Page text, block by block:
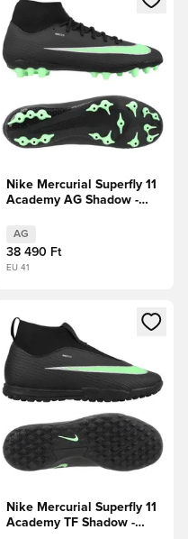
Nike Mercurial Superfly 11
Academy AG Shadow -
AG
38 490 Ft
EU 41
vagy a tagként
Megnyit egy modált a
Nike Mercurial Superfly 11
Academy TF Shadow -